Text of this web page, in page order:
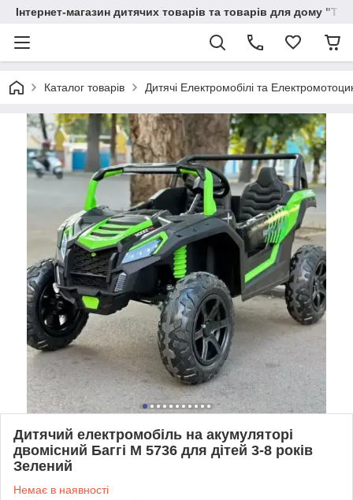
Інтернет-магазин дитячих товарів та товарів для дому
Каталог товарів Дитячі Електромобілі та
Дитячий електромобіль на акумуляторі
двомісний Баггі M 5736 для дітей 3-8 років
Зелений
Немає в наявності